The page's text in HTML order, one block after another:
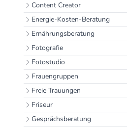
Content Creator
Energie-Kosten-Beratung
Ernährungsberatung
Fotografie
Fotostudio
Frauengruppen
Freie Trauungen
Friseur
Gesprächsberatung